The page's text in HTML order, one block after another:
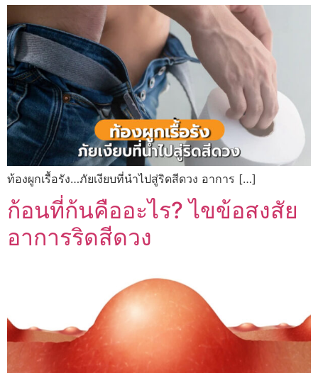
ท้องผูกเรื้อรัง…ภัยเงียบที่นำไปสู่ริดสีดวง อาการ […]
ก้อนที่ก้นคืออะไร? ไขข้อสงสัย
อาการริดสีดวง